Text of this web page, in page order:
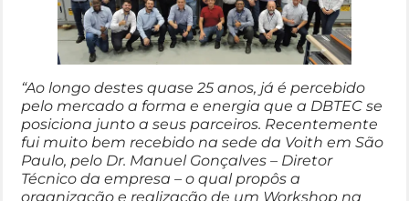
“Ao longo destes quase 25 anos, já é percebido
pelo mercado a forma e energia que a DBTEC se
posiciona junto a seus parceiros. Recentemente
fui muito bem recebido na sede da Voith em São
Paulo, pelo Dr. Manuel Gonçalves – Diretor
Técnico da empresa – o qual propôs a
organização e realização de um Workshop na